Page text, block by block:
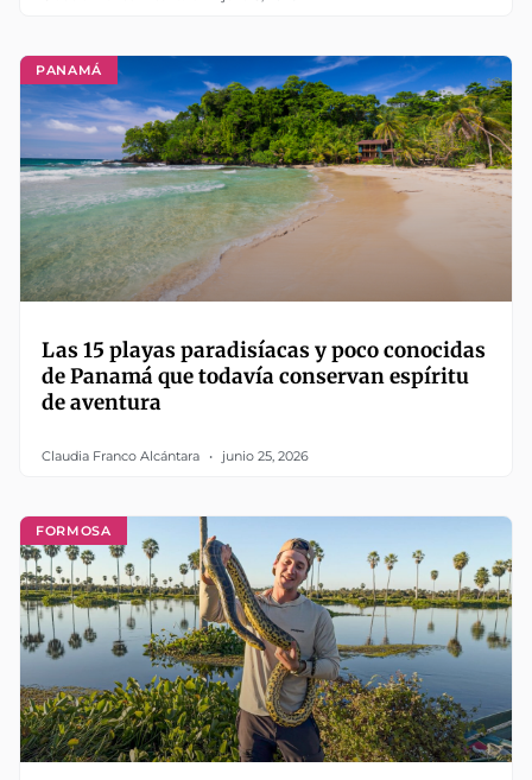
PANAMÁ
Las 15 playas paradisíacas y poco conocidas
de Panamá que todavía conservan espíritu
de aventura
Claudia Franco Alcántara junio 25, 2026
FORMOSA